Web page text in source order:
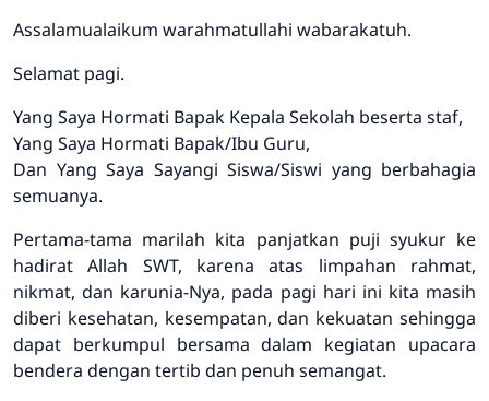
Assalamualaikum warahmatullahi wabarakatuh.
Selamat pagi.
Yang Saya Hormati Bapak Kepala Sekolah beserta staf,
Yang Saya Hormati Bapak/Ibu Guru,
Dan Yang Saya Sayangi Siswa/Siswi yang berbahagia
semuanya.
Pertama-tama marilah kita panjatkan puji syukur ke
hadirat Allah SWT, karena atas limpahan rahmat,
nikmat, dan karunia-Nya, pada pagi hari ini kita masih
diberi kesehatan, kesempatan, dan kekuatan sehingga
dapat berkumpul bersama dalam kegiatan upacara
bendera dengan tertib dan penuh semangat.